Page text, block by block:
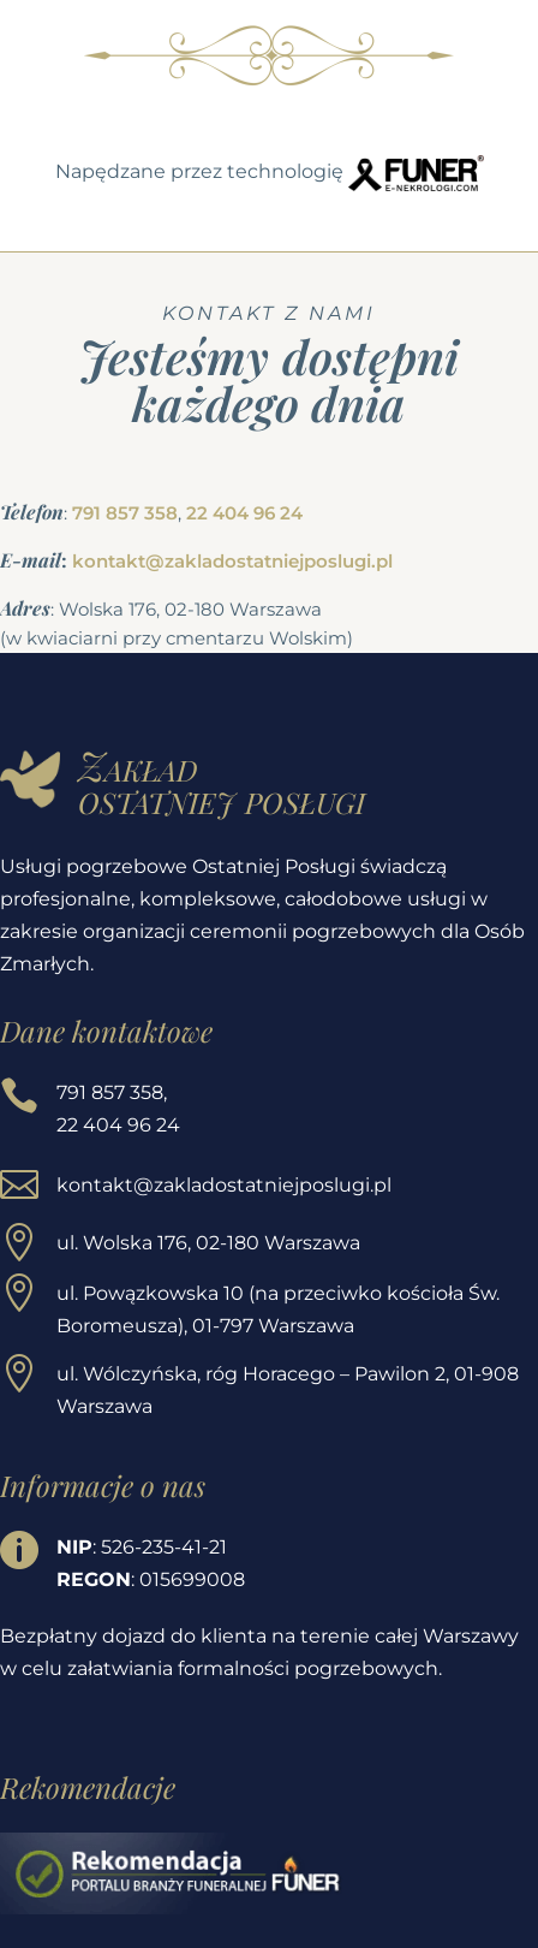
Napędzane przez technologię
KONTAKT Z NAMI
Jesteśmy dostępni
każdego dnia
Telefon: 791 857 358, 22 404 96 24
E-mail: kontakt@zakladostatniejposlugi.pl
Adres: Wolska 176, 02-180 Warszawa
(w kwiaciarni przy cmentarzu Wolskim)
Zakład
ostatniej posługi
Usługi pogrzebowe Ostatniej Posługi świadczą
profesjonalne, kompleksowe, całodobowe usługi w
zakresie organizacji ceremonii pogrzebowych dla Osób
Zmarłych.
Dane kontaktowe

791 857 358,
22 404 96 24
 kontakt@zakladostatniejposlugi.pl
 ul. Wolska 176, 02-180 Warszawa

ul. Powązkowska 10 (na przeciwko kościoła Św.
Boromeusza), 01-797 Warszawa
 ul. Wólczyńska, róg Horacego – Pawilon 2, 01-908
Warszawa
Informacje o nas

NIP: 526-235-41-21
REGON: 015699008
Bezpłatny dojazd do klienta na terenie całej Warszawy
w celu załatwiania formalności pogrzebowych.
Rekomendacje